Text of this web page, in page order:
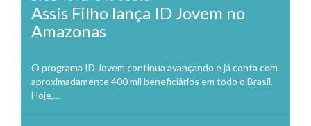
Assis Filho lança ID Jovem no
Amazonas
O programa ID Jovem continua avançando e já conta com
aproximadamente 400 mil beneficiários em todo o Brasil.
Hoje,...